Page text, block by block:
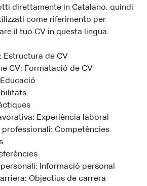
direttamente in Catalano, quindi
come riferimento per
il tuo CV in questa lingua.
Estructura de CV
CV: Formatació de CV
Experiència laboral
professionali: Competències
Informació personal
Objectius de carrera